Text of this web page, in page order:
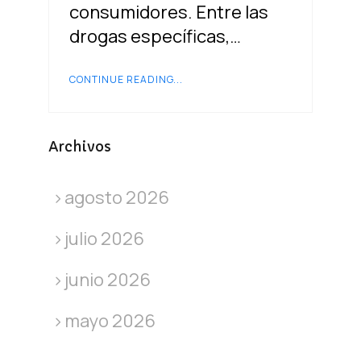
consumidores. Entre las
drogas específicas,…
CONTINUE READING...
Archivos
agosto 2026
julio 2026
junio 2026
mayo 2026